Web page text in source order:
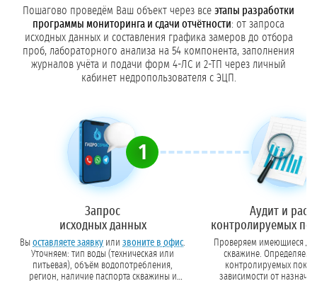
Пошагово проведём Ваш объект через все этапы разработки
программы мониторинга и сдачи отчётности: от запроса
исходных данных и составления графика замеров до отбора
проб, лабораторного анализа на 54 компонента, заполнения
журналов учёта и подачи форм 4-ЛС и 2-ТП через личный
кабинет недропользователя с ЭЦП.
1
Запрос
исходных данных
Вы оставляете заявку или звоните в офис.
Уточняем: тип воды (техническая или
питьевая), объём водопотребления,
регион, наличие паспорта скважины и
Аудит и
контролируемых
Проверяем имеющиеся
скважине. Определяем
контролируемых
зависимости от назначения воды и